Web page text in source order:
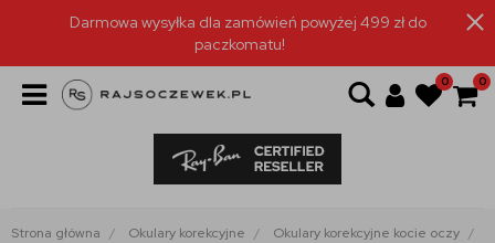
Darmowa wysyłka dla zamówień powyżej 499 zł do
paczkomatu!
0 0
Strona główna Okulary korekcyjne
Okulary korekcyjne kocie oczy